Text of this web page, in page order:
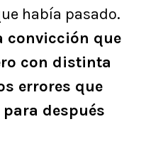
había pasado.
convicción que
con distinta
errores que
después